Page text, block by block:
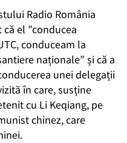
Radio România
el ”conducea
conduceam la
naționale” și că a
unei delegații
în care, susține
cu Li Keqiang, pe
chinez, care